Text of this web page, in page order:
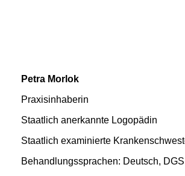
Petra Morlok
Praxisinhaberin
Staatlich anerkannte Logopädin
Staatlich examinierte
Behandlungssprachen: Deutsch,